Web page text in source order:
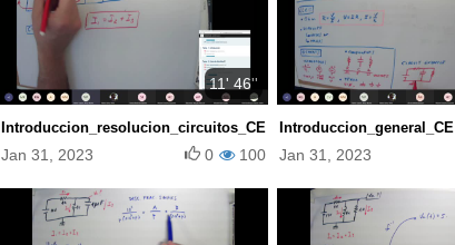
11' 46''
Introduccion_resolucion_circuitos_CE
Jan 31, 2023 100
0
Introduccion_general_CE
Jan 31, 2023